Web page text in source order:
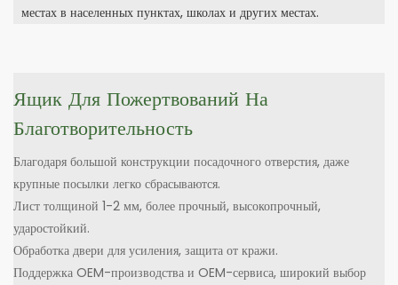
местах в населенных пунктах, школах и других местах.
Ящик Для Пожертвований На
Благотворительность
Благодаря большой конструкции посадочного отверстия, даже
крупные посылки легко сбрасываются.
Лист толщиной 1-2 мм, более прочный, высокопрочный,
ударостойкий.
Обработка двери для усиления, защита от кражи.
Поддержка OEM-производства и OEM-сервиса, широкий выбор